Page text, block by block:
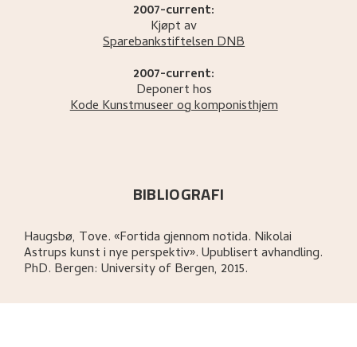
2007-current:
Kjøpt av
Sparebankstiftelsen DNB
2007-current:
Deponert hos
Kode Kunstmuseer og komponisthjem
BIBLIOGRAFI
Haugsbø, Tove.«Fortida gjennom notida. Nikolai
Astrups kunst i nye perspektiv».Upublisert avhandling.
PhD. Bergen: University of Bergen, 2015.